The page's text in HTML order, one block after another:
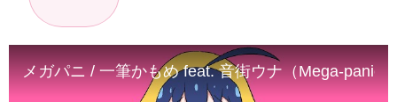
メガパニ / 一筆かもめ feat. 音街ウナ（Mega-panic